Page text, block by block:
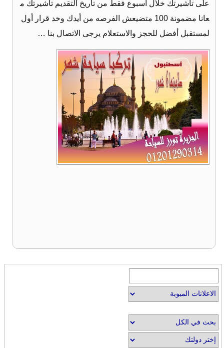
على تأشيرتك خلال أسبوع فقط من تاريخ التقديم تأشيرتك م
عانا مضمونة 100 متضيعش الفرصه من أيدك وخد قرار أول
لمستقبل أفضل للحجز والاستعلام يرجى الاتصال بنا …